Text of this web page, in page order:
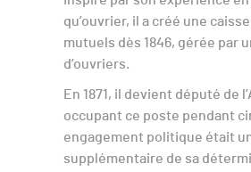
qu’ouvrier, il a créé une
mutuels dès 1846, gérée par
d’ouvriers.
En 1871, il devient député de
occupant ce poste pendant
engagement politique était
supplémentaire de sa